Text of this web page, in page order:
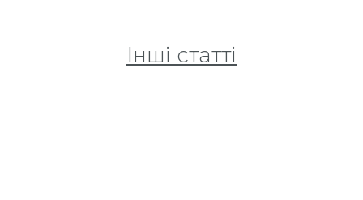
Інші статті